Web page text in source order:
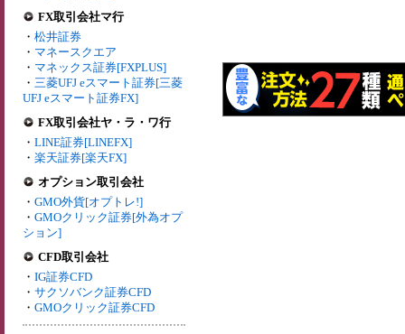
FX取引会社マ行
・ 松井証券
・ マネースクエア
・ マネックス証券[FXPLUS]
・ 三菱UFJ eスマート証券[三菱
UFJ eスマート証券FX]
FX取引会社ヤ・ラ・ワ行
・ LINE証券[LINEFX]
・ 楽天証券[楽天FX]
オプション取引会社
・ GMO外貨[オプトレ!]
・ GMOクリック証券[外為オプ
ション]
CFD取引会社
・ IG証券CFD
・ サクソバンク証券CFD
・ GMOクリック証券CFD